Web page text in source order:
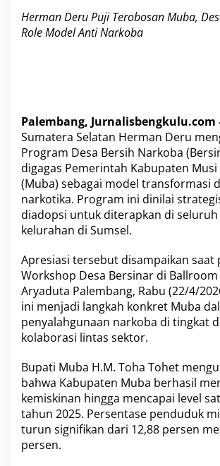
a
,
r
s
i
n
a
r
J
d
i
o
l
M
o
d
e
n
t
i
N
a
r
Herman Deru Puji Terobosan Muba,
Role Model Anti Narkoba
Palembang, Jurnalisbengkulu.com
Sumatera Selatan Herman Deru
Program Desa Bersih Narkoba
digagas Pemerintah Kabupaten Musi
(Muba) sebagai model transformasi
narkotika. Program ini dinilai
diadopsi untuk diterapkan di seluruh
kelurahan di Sumsel.
Apresiasi tersebut disampaikan saat
Workshop Desa Bersinar di
Aryaduta Palembang, Rabu (22/4/
ini menjadi langkah konkret Muba
penyalahgunaan narkoba di tingkat
kolaborasi lintas sektor.
Bupati Muba H.M. Toha Tohet
bahwa Kabupaten Muba berhasil
kemiskinan hingga mencapai level
tahun 2025. Persentase penduduk
turun signifikan dari 12,88 persen
persen.